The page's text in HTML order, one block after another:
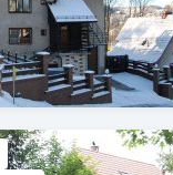
c
t
a
d
a
t
e